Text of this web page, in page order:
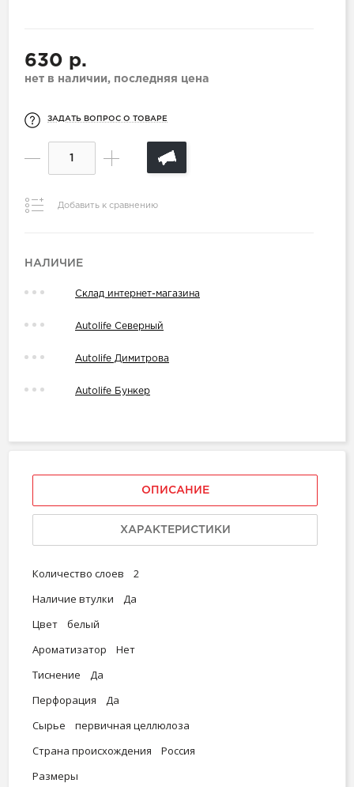
630 р.
нет в наличии, последняя цена
ЗАДАТЬ ВОПРОС О ТОВАРЕ
Добавить к сравнению
НАЛИЧИЕ
Склад интернет-магазина
Autolife Северный
Autolife Димитрова
Autolife Бункер
ОПИСАНИЕ
ХАРАКТЕРИСТИКИ
Количество слоев 2
Наличие втулки Да
Цвет белый
Ароматизатор Нет
Тиснение Да
Перфорация Да
Сырье первичная целлюлоза
Страна происхождения Россия
Размеры